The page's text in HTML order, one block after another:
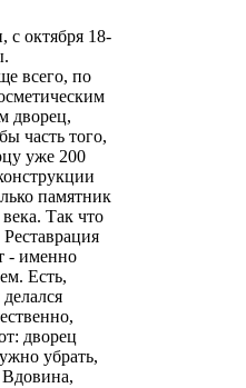
с октября 18-
всего, по
дворец,
часть того,
уже 200
памятник
Так что
- именно
Есть,
дворец
убрать,